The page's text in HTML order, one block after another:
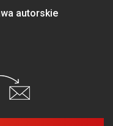
autorskie